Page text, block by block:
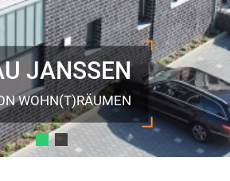
WOHN(T)RÄUMEN
JANSSEN